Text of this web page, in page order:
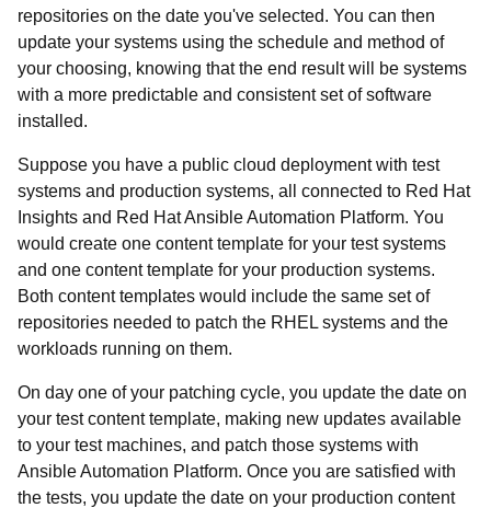
repositories on the date you've selected. You can then
update your systems using the schedule and method of
your choosing, knowing that the end result will be systems
with a more predictable and consistent set of software
installed.
Suppose you have a public cloud deployment with test
systems and production systems, all connected to Red Hat
Insights and Red Hat Ansible Automation Platform. You
would create one content template for your test systems
and one content template for your production systems.
Both content templates would include the same set of
repositories needed to patch the RHEL systems and the
workloads running on them.
On day one of your patching cycle, you update the date on
your test content template, making new updates available
to your test machines, and patch those systems with
Ansible Automation Platform. Once you are satisfied with
the tests, you update the date on your production content